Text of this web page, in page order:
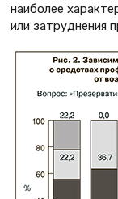
наиболее
или затруднения